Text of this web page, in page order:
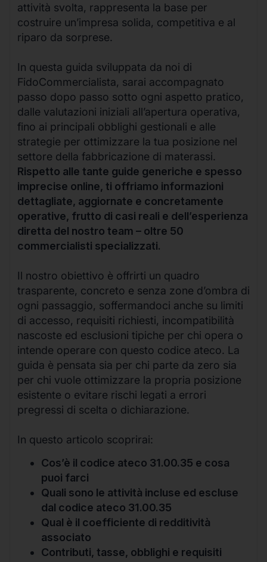
attività svolta, rappresenta la base per
costruire un’impresa solida, competitiva e al
riparo da sorprese.
In questa guida sviluppata da noi di
FidoCommercialista, sarai accompagnato
passo dopo passo sotto ogni aspetto pratico,
dalle valutazioni iniziali all’apertura operativa,
fino ai principali obblighi gestionali e alle
strategie per ottimizzare la tua posizione nel
settore della fabbricazione di materassi.
Rispetto alle tante guide generiche e spesso
imprecise online, ti offriamo informazioni
dettagliate, aggiornate e concretamente
operative, frutto di casi reali e dell’esperienza
diretta del nostro team – oltre 50
commercialisti specializzati.
Il nostro obiettivo è offrirti un quadro
trasparente, concreto e senza zone d’ombra di
ogni passaggio, soffermandoci anche su limiti
di accesso, requisiti richiesti, incompatibilità
nascoste ed esclusioni tipiche per chi opera o
intende operare con questo codice ateco. La
guida è pensata sia per chi parte da zero sia
per chi vuole ottimizzare la propria posizione
esistente o evitare rischi legati a errori
pregressi di scelta o dichiarazione.
In questo articolo scoprirai:
Cos’è il codice ateco 31.00.35 e cosa
puoi farci
Quali sono le attività incluse ed escluse
dal codice ateco 31.00.35
Qual è il coefficiente di redditività
associato
Contributi, tasse, obblighi e requisiti